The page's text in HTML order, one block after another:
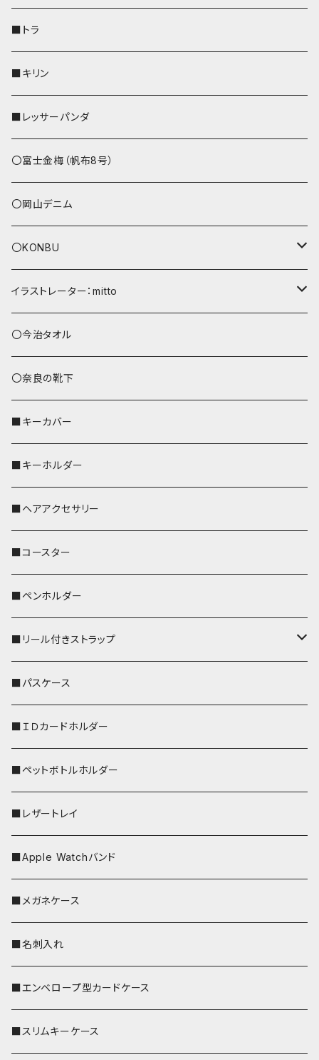
財布
その他
リール付きストラップ
リールのみ
ストラップ付
ペンホルダー
AppleWatchバンド
L字ファスナー財布
その他
■トラ
■キリン
■レッサーパンダ
〇富士金梅（帆布8号）
〇岡山デニム
〇KONBU
ショルダーバッグ
あずまバッグ
トートバッグ（L）
バッグインバッグ
イラストレーター：mitto
シマエナガ
ハシビロコウ
オカメインコ
歌うオカメちゃん
おかめ３兄弟
セキセイインコ
文鳥
鹿
ペンギン
〇今治タオル
〇奈良の靴下
■キーカバー
■キーホルダー
■ヘアアクセサリー
■コースター
■ペンホルダー
■リール付きストラップ
リールのみ
ストラップ付
■パスケース
■ＩＤカードホルダー
■ペットボトルホルダー
■レザートレイ
■Apple Watchバンド
■メガネケース
■名刺入れ
■エンベロープ型カードケース
■スリムキーケース